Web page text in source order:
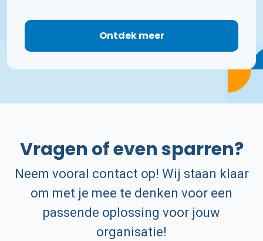
Ontdek meer
Vragen of even sparren?
Neem vooral contact op! Wij staan klaar
om met je mee te denken voor een
passende oplossing voor jouw
organisatie!